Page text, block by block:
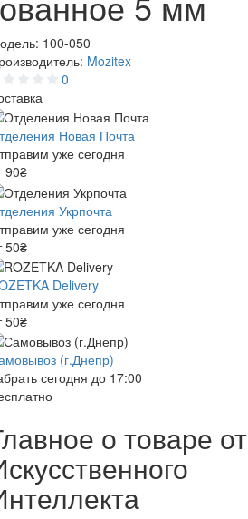
100-050
Mozitex
0
Новая Почта
уже сегодня
90₴
Укрпочта
уже сегодня
50₴
Delivery
уже сегодня
50₴
(г.Днепр)
сегодня до 17:00
о товаре от